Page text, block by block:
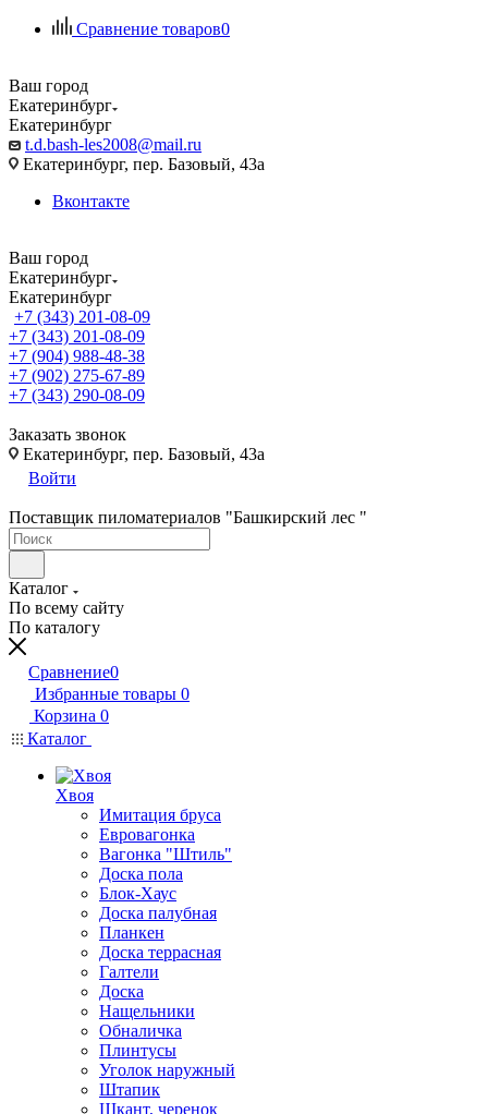
Сравнение товаров0
Ваш город
Екатеринбург
Екатеринбург
t.d.bash-les2008@mail.ru
Екатеринбург, пер. Базовый, 43а
Вконтакте
Ваш город
Екатеринбург
Екатеринбург
+7 (343) 201-08-09
+7 (343) 201-08-09
+7 (904) 988-48-38
+7 (902) 275-67-89
+7 (343) 290-08-09
Заказать звонок
Екатеринбург, пер. Базовый, 43а
Войти
Поставщик пиломатериалов "Башкирский лес "
Каталог
По всему сайту
По каталогу
Сравнение0
Избранные товары 0
Корзина 0
Каталог
Хвоя
Имитация бруса
Евровагонка
Вагонка "Штиль"
Доска пола
Блок-Хаус
Доска палубная
Планкен
Доска террасная
Галтели
Доска
Нащельники
Обналичка
Плинтусы
Уголок наружный
Штапик
Шкант, черенок